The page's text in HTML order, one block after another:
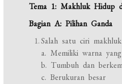
Tema 1: Makhluk Hidup
Bagian A: Pilihan Ganda
Salah satu ciri
a. Memiliki warna
b. Tumbuh dan
c. Berukuran besar